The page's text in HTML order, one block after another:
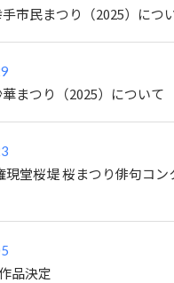
市民まつり（2025）につ
まつり（2025）について
現堂桜堤 桜まつり俳句コ
品決定